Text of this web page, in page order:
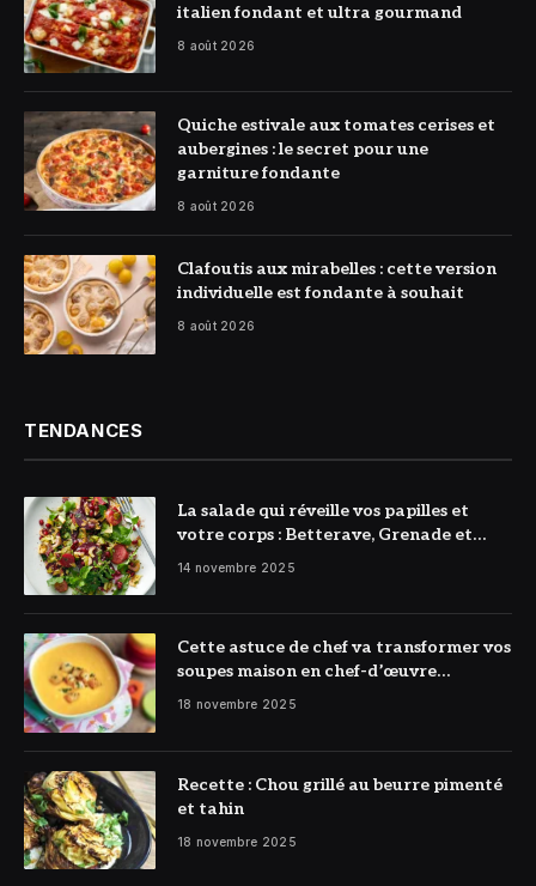
italien fondant et ultra gourmand
8 août 2026
© DR
Quiche estivale aux tomates cerises et
aubergines : le secret pour une
garniture fondante
8 août 2026
© DR
Clafoutis aux mirabelles : cette version
individuelle est fondante à souhait
8 août 2026
TENDANCES
La salade qui réveille vos papilles et
votre corps : Betterave, Grenade et
Citron à l’honneur
14 novembre 2025
Cette astuce de chef va transformer vos
soupes maison en chef-d’œuvre
réconfortant
18 novembre 2025
Recette : Chou grillé au beurre pimenté
et tahin
18 novembre 2025